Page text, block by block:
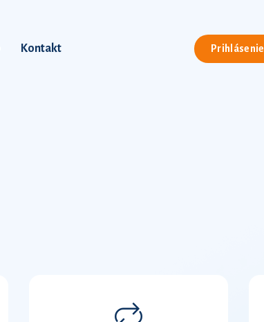
Kontakt Prihlásenie